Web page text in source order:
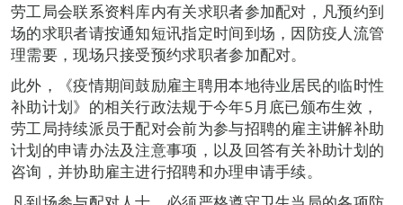
劳工局会联系资料库内有关求职者参加配对，凡预约到
场的求职者请按通知短讯指定时间到场，因防疫人流管
理需要，现场只接受预约求职者参加配对。
此外，《疫情期间鼓励雇主聘用本地待业居民的临时性
补助计划》的相关行政法规于今年5月底已颁布生效，
劳工局持续派员于配对会前为参与招聘的雇主讲解补助
计划的申请办法及注意事项，以及回答有关补助计划的
咨询，并协助雇主进行招聘和办理申请手续。